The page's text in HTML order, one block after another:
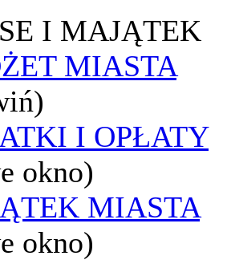
I MAJĄTEK
MIASTA
I OPŁATY
okno)
MIASTA
okno)